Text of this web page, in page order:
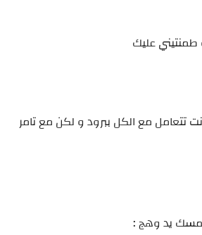
طمنتيني عليك
تتعامل مع الكل ببرود و لكن مع تامر
يد وهج :